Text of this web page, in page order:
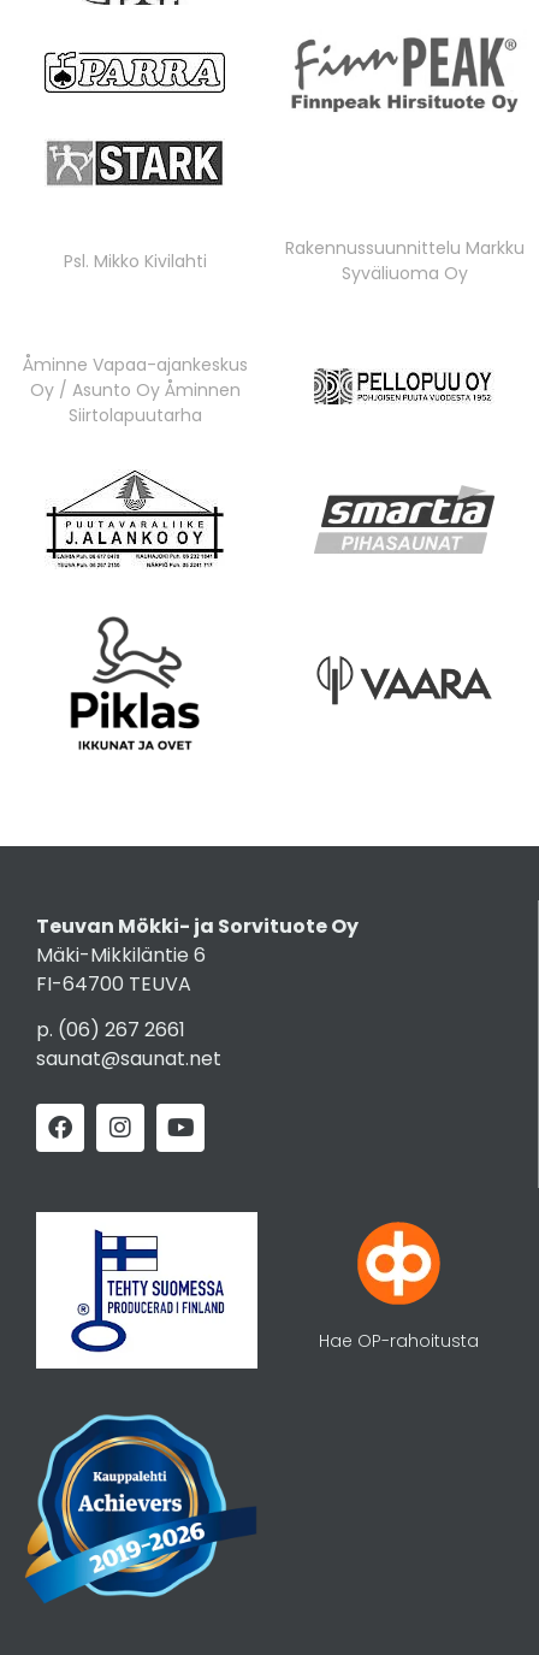
Psl. Mikko Kivilahti
Rakennussuunnittelu Markku
Syväliuoma Oy
Åminne Vapaa-ajankeskus
Oy / Asunto Oy Åminnen
Siirtolapuutarha
Teuvan Mökki- ja Sorvituote Oy
Mäki-Mikkiläntie 6
FI-64700 TEUVA
p. (06) 267 2661
saunat@saunat.net
Hae OP-rahoitusta